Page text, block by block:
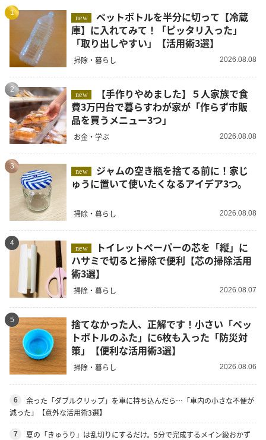
1
new
ペットボトルを半分に切って【冷蔵
庫】に入れてみて！「ピッタリ入った」
「取り出しやすい」【活用術3選】
掃除・暮らし 2026.08.08
2
new
費3万円台で暮らすわが家が「作らず市販
品を買うメニュー3つ」
お金・学ぶ 2026.08.08
3
new
ゅうに置いて使いたくなるアイデア3つ。
掃除・暮らし 2026.08.08
4
new
ハサミで切ると掃除で便利【芯の掃除活用
術3選】
掃除・暮らし 2026.08.07
5
捨てなかった人、正解です！小さい「ペッ
トボトルのふた」に6枚も入った「防災対
策」【便利な活用術3選】
掃除・暮らし 2026.08.06
6
余った「ダブルクリップ」を車に持ち込んだら…「車内の小さな不便が
減った」【意外な活用術3選】
7
夏の「きゅうり」は乱切りにするだけ。5分で完成するメイン級おかず